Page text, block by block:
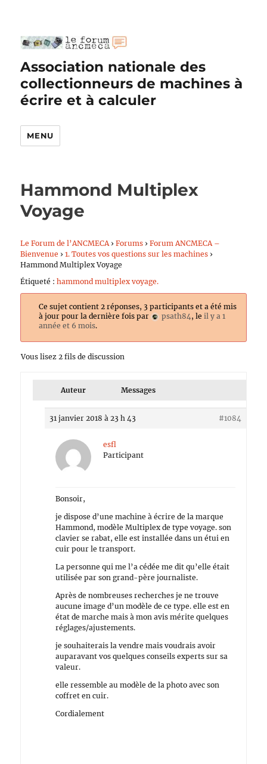
Association nationale des
collectionneurs de machines à
écrire et à calculer
MENU
Hammond Multiplex
Voyage
Le Forum de l’ANCMECA › Forums › Forum ANCMECA –
Bienvenue › 1. Toutes vos questions sur les machines ›
Hammond Multiplex Voyage
Étiqueté :hammond multiplex voyage.
Ce sujet contient 2 réponses, 3 participants et a été mis
à jour pour la dernière fois par
psath84, le il y a 1
année et 6 mois.
Vous lisez 2 fils de discussion
Auteur Messages
31 janvier 2018 à 23 h 43 #1084
esfl
Participant
Bonsoir,
je dispose d’une machine à écrire de la marque
Hammond, modèle Multiplex de type voyage. son
clavier se rabat, elle est installée dans un étui en
cuir pour le transport.
La personne qui me l’a cédée me dit qu’elle était
utilisée par son grand-père journaliste.
Après de nombreuses recherches je ne trouve
aucune image d’un modèle de ce type. elle est en
état de marche mais à mon avis mérite quelques
réglages/ajustements.
je souhaiterais la vendre mais voudrais avoir
auparavant vos quelques conseils experts sur sa
valeur.
elle ressemble au modèle de la photo avec son
coffret en cuir.
Cordialement